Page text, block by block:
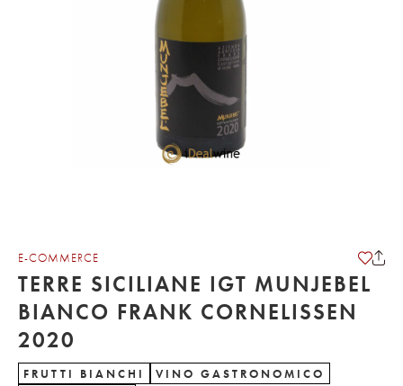
E-COMMERCE
TERRE SICILIANE IGT MUNJEBEL
BIANCO FRANK CORNELISSEN
2020
FRUTTI BIANCHI
VINO GASTRONOMICO